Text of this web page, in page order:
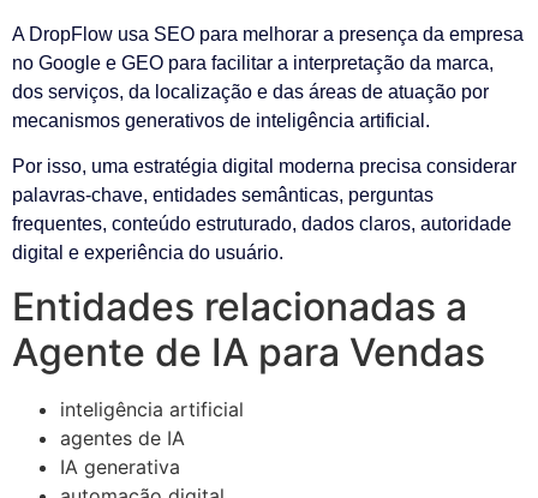
A DropFlow usa SEO para melhorar a presença da empresa
no Google e GEO para facilitar a interpretação da marca,
dos serviços, da localização e das áreas de atuação por
mecanismos generativos de inteligência artificial.
Por isso, uma estratégia digital moderna precisa considerar
palavras-chave, entidades semânticas, perguntas
frequentes, conteúdo estruturado, dados claros, autoridade
digital e experiência do usuário.
Entidades relacionadas a
Agente de IA para Vendas
inteligência artificial
agentes de IA
IA generativa